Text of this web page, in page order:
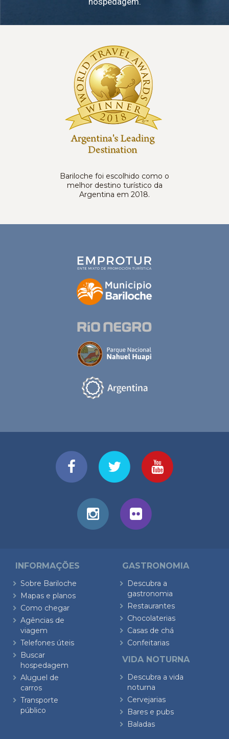
Bariloche foi escolhido como o
melhor destino turístico da
Argentina em 2018.
INFORMAÇÕES
Sobre Bariloche
Mapas e planos
Como chegar
Agências de
viagem
Telefones úteis
Buscar
hospedagem
Aluguel de
carros
Transporte
público
GASTRONOMIA
Descubra a
gastronomia
Restaurantes
Chocolaterias
Casas de chá
Confeitarias
VIDA NOTURNA
Descubra a vida
noturna
Cervejarias
Bares e pubs
Baladas